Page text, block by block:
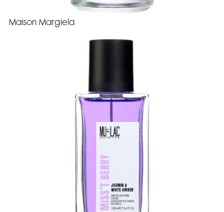
Maison Margiela